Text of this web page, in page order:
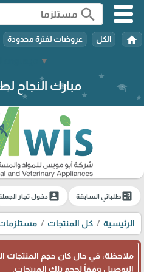
▼
search
home الكل عروضات لفترة محدودة
مبارك النجاح
ballotطلباتي السابقة account_boxدخول تجار
الرئيسية كل المنتجات
ملاحظة: في حال كان حجم المنتجات
التوصيل وفقاً لحجم تلك المنتجات.